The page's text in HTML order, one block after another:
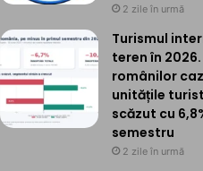
2 zile în urmă
Turismul
teren în
românilor
unitățile
scăzut cu
semestru
2 zile în urmă